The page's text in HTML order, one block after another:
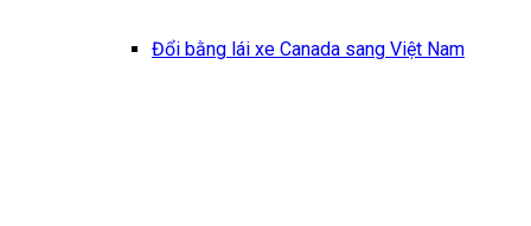
Đổi bằng lái xe Canada sang Việt Nam